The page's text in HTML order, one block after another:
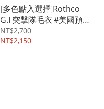
[多色點入選擇]Rothco
G.I 突擊隊毛衣 #美國預
購專區
NT$2,700
NT$2,150